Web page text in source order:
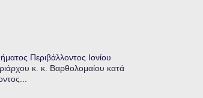
Περιβάλλοντος Ιονίου
κ. κ. Βαρθολομαίου κατά